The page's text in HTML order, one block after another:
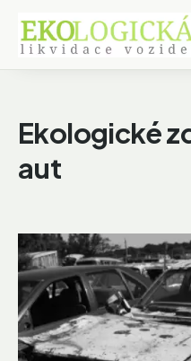
Ekologické
aut